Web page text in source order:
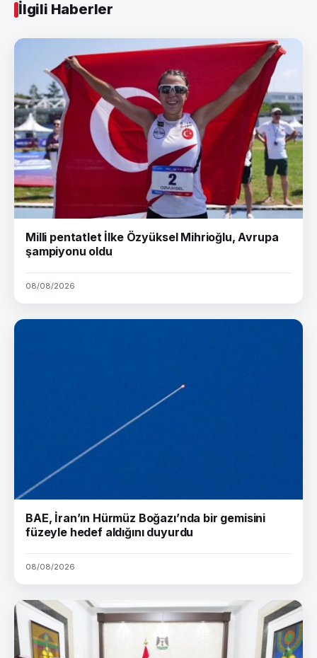
İlgili Haberler
Milli pentatlet İlke Özyüksel Mihrioğlu, Avrupa
şampiyonu oldu
08/08/2026
BAE, İran’ın Hürmüz Boğazı’nda bir gemisini
füzeyle hedef aldığını duyurdu
08/08/2026